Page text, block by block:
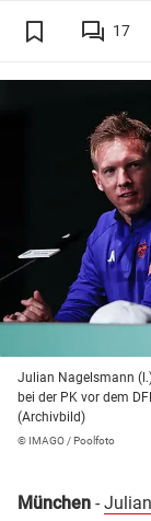
17
Julian Nagelsmann
bei der PK vor dem
(Archivbild)
© IMAGO / Poolfoto
München -